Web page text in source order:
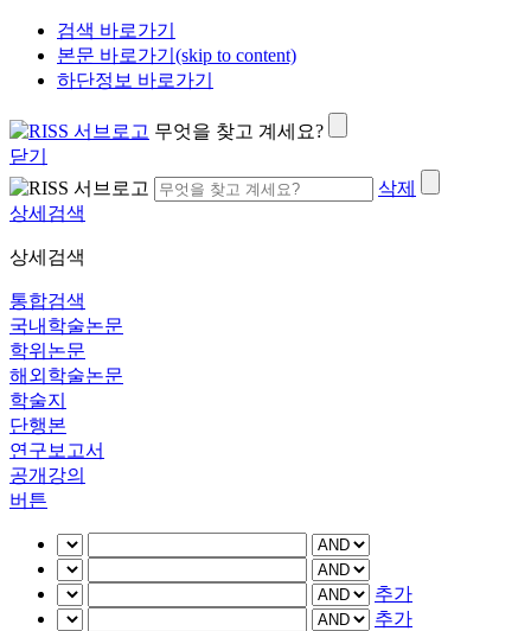
검색 바로가기
본문 바로가기(skip to content)
하단정보 바로가기
무엇을 찾고 계세요?
닫기
삭제
상세검색
상세검색
통합검색
국내학술논문
학위논문
해외학술논문
학술지
단행본
연구보고서
공개강의
버튼
추가
추가